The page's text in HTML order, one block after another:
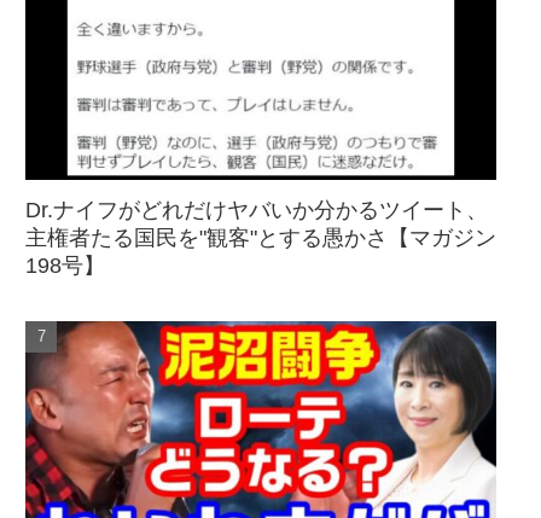
Dr.ナイフがどれだけヤバいか分かるツイート、
主権者たる国民を"観客"とする愚かさ【マガジン
198号】